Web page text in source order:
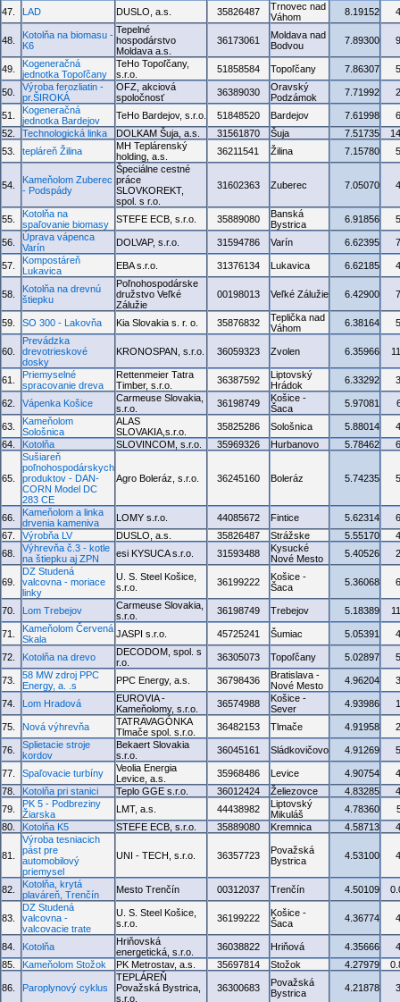
47. LAD DUSLO, a.s. 35826487
Trnovec nad
Váhom
8.19152
48.
Kotolňa na biomasu -
K6
Tepelné
hospodárstvo
Moldava a.s.
36173061
Moldava nad
Bodvou
7.89300
49.
Kogeneračná
jednotka Topoľčany
TeHo Topoľčany,
s.r.o.
51858584 Topoľčany 7.86307
50.
Výroba ferozliatin -
pr.ŠIROKÁ
OFZ, akciová
spoločnosť
36389030
Oravský
Podzámok
7.71992
51.
Kogeneračná
jednotka Bardejov
TeHo Bardejov, s.r.o. 51848520 Bardejov 7.61998
52.
Technologická linka DOLKAM Šuja, a.s. 31561870 Šuja 7.51735
53.
tepláreň Žilina
MH Teplárenský
holding, a.s.
36211541 Žilina 7.15780
54.
Kameňolom Zuberec
- Podspády
Špeciálne cestné
práce
SLOVKOREKT,
spol. s r.o.
31602363 Zuberec 7.05070
55.
Kotolňa na
spaľovanie biomasy
STEFE ECB, s.r.o. 35889080
Banská
Bystrica
6.91856
56.
Úprava vápenca
Varín
DOLVAP, s.r.o. 31594786 Varín 6.62395
57.
Kompostáreň
Lukavica
EBA s.r.o. 31376134 Lukavica 6.62185
58.
Kotolňa na drevnú
štiepku
Poľnohospodárske
družstvo Veľké
Zálužie
00198013 Veľké Zálužie 6.42900
59. SO 300 - Lakovňa Kia Slovakia s. r. o. 35876832
Teplička nad
Váhom
6.38164
60.
Prevádzka
drevotrieskové
dosky
KRONOSPAN, s.r.o. 36059323 Zvolen 6.35966
61.
Priemyselné
spracovanie dreva
Rettenmeier Tatra
Timber, s.r.o.
36387592
Liptovský
Hrádok
6.33292
62. Vápenka Košice
Carmeuse Slovakia,
s.r.o.
36198749
Košice -
Šaca
5.97081
63.
Kameňolom
Sološnica
ALAS
SLOVAKIA,s.r.o.
35825286 Sološnica 5.88014
64.
Kotolňa SLOVINCOM, s.r.o. 35969326 Hurbanovo 5.78462
65.
Sušiareň
poľnohospodárskych
produktov - DAN-
CORN Model DC
283 CE
Agro Boleráz, s.r.o. 36245160 Boleráz 5.74235
66.
Kameňolom a linka
drvenia kameniva
LOMY s.r.o. 44085672 Fintice 5.62314
67.
Výrobňa LV DUSLO, a.s. 35826487 Strážske 5.55170
68.
Výhrevňa č.3 - kotle
na štiepku aj ZPN
esi KYSUCA s.r.o. 31593488
Kysucké
Nové Mesto
5.40526
69.
DZ Studená
valcovna - moriace
linky
U. S. Steel Košice,
s.r.o.
36199222
Košice -
Šaca
5.36068
70. Lom Trebejov
Carmeuse Slovakia,
s.r.o.
36198749 Trebejov 5.18389
71.
Kameňolom Červená
Skala
JASPI s.r.o. 45725241 Šumiac 5.05391
72. Kotolňa na drevo
DECODOM, spol. s
r.o.
36305073 Topoľčany 5.02897
73.
58 MW zdroj PPC
Energy, a. .s
PPC Energy, a.s. 36798436
Bratislava -
Nové Mesto
4.96204
74. Lom Hradová
EUROVIA -
Kameňolomy, s.r.o.
36574988
Košice -
Sever
4.93986
75. Nová výhrevňa
TATRAVAGÓNKA
Tlmače spol. s.r.o.
36482153 Tlmače 4.91958
76.
Splietacie stroje
kordov
Bekaert Slovakia
s.r.o.
36045161 Sládkovičovo 4.91269
77. Spaľovacie turbíny
Veolia Energia
Levice, a.s.
35968486 Levice 4.90754
78.
Kotolňa pri stanici Teplo GGE s.r.o. 36012424 Želiezovce 4.83285
79.
PK 5 - Podbreziny
Žiarska
LMT, a.s. 44438982
Liptovský
Mikuláš
4.78360
80.
Kotolňa K5 STEFE ECB, s.r.o. 35889080 Kremnica 4.58713
81.
Výroba tesniacich
pást pre
automobilový
priemysel
UNI - TECH, s.r.o. 36357723
Považská
Bystrica
4.53100
82.
Kotolňa, krytá
plaváreň, Trenčín
Mesto Trenčín 00312037 Trenčín 4.50109
83.
DZ Studená
valcovna -
valcovacie trate
U. S. Steel Košice,
s.r.o.
36199222
Košice -
Šaca
4.36774
84. Kotolňa
Hriňovská
energetická, s.r.o.
36038822 Hriňová 4.35666
85.
Kameňolom Stožok PK Metrostav, a.s. 35697814 Stožok 4.27979
86. Paroplynový cyklus
TEPLÁREŇ
Považská Bystrica,
s.r.o.
36300683
Považská
Bystrica
4.21878